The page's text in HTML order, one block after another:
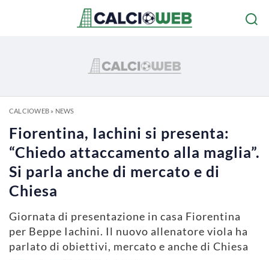
CALCIOWEB» NEWS
Fiorentina, Iachini si presenta:
“Chiedo attaccamento alla maglia”.
Si parla anche di mercato e di
Chiesa
Giornata di presentazione in casa Fiorentina
per Beppe Iachini. Il nuovo allenatore viola ha
parlato di obiettivi, mercato e anche di Chiesa